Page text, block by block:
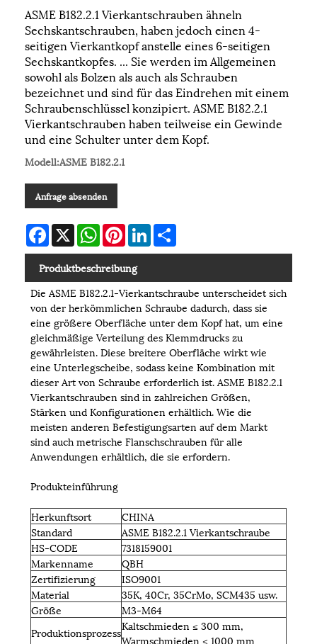
​ASME B182.2.1 Vierkantschrauben ähneln
Sechskantschrauben, haben jedoch einen 4-
seitigen Vierkantkopf anstelle eines 6-seitigen
Sechskantkopfes. ... Sie werden im Allgemeinen
sowohl als Bolzen als auch als Schrauben
bezeichnet und sind für das Eindrehen mit einem
Schraubenschlüssel konzipiert. ​ASME B182.2.1
Vierkantschrauben haben teilweise ein Gewinde
und eine Schulter unter dem Kopf.
Modell:ASME B182.2.1
Anfrage absenden
Facebook
X WhatsAppPinterestLinkedIn
Produktbeschreibung
Die ASME B182.2.1-Vierkantschraube unterscheidet sich
von der herkömmlichen Schraube dadurch, dass sie
eine größere Oberfläche unter dem Kopf hat, um eine
gleichmäßige Verteilung des Klemmdrucks zu
gewährleisten. Diese breitere Oberfläche wirkt wie
eine Unterlegscheibe, sodass keine Kombination mit
dieser Art von Schraube erforderlich ist. ASME B182.2.1
Vierkantschrauben sind in zahlreichen Größen,
Stärken und Konfigurationen erhältlich. Wie die
meisten anderen Befestigungsarten auf dem Markt
sind auch metrische Flanschschrauben für alle
Anwendungen erhältlich, die sie erfordern.
Produkteinführung
Herkunftsort
CHINA
Standard
ASME B182.2.1 Vierkantschraube
HS-CODE
7318159001
Markenname
QBH
Zertifizierung
ISO9001
Material
35K, 40Cr, 35CrMo, SCM435 usw.
Größe
M3-M64
ProduktionsprozessKaltschmieden ≤ 300 mm,
Warmschmieden ≤ 1000 mm